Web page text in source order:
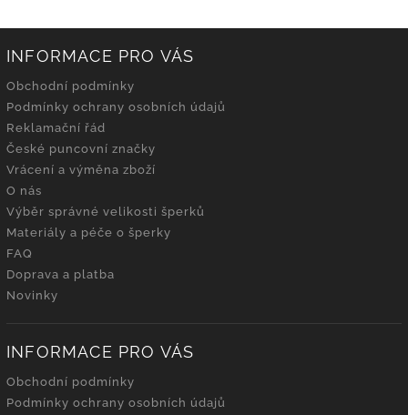
INFORMACE PRO VÁS
Obchodní podmínky
Podmínky ochrany osobních údajů
Reklamační řád
České puncovní značky
Vrácení a výměna zboží
O nás
Výběr správné velikosti šperků
Materiály a péče o šperky
FAQ
Doprava a platba
Novinky
INFORMACE PRO VÁS
Obchodní podmínky
Podmínky ochrany osobních údajů